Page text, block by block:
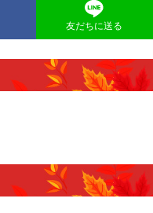
友だちに送る